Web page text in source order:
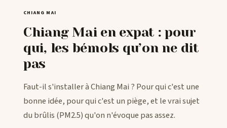
VISITER
MÉTÉO
CHIANG MAI
Chiang Mai en expat : pour
qui, les bémols qu’on ne dit
pas
Faut-il s'installer à Chiang Mai ? Pour qui c'est une
bonne idée, pour qui c'est un piège, et le vrai sujet
du brûlis (PM2.5) qu'on n'évoque pas assez.